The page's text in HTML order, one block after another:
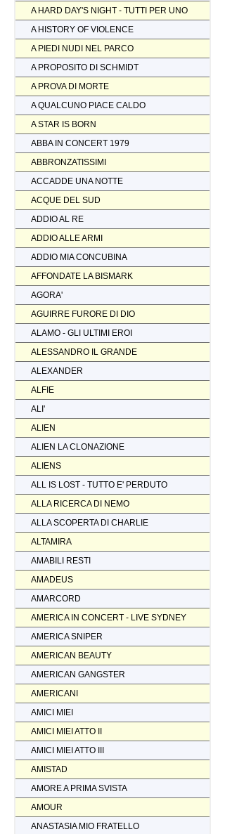
A HARD DAY'S NIGHT - TUTTI PER UNO
A HISTORY OF VIOLENCE
A PIEDI NUDI NEL PARCO
A PROPOSITO DI SCHMIDT
A PROVA DI MORTE
A QUALCUNO PIACE CALDO
A STAR IS BORN
ABBA IN CONCERT 1979
ABBRONZATISSIMI
ACCADDE UNA NOTTE
ACQUE DEL SUD
ADDIO AL RE
ADDIO ALLE ARMI
ADDIO MIA CONCUBINA
AFFONDATE LA BISMARK
AGORA'
AGUIRRE FURORE DI DIO
ALAMO - GLI ULTIMI EROI
ALESSANDRO IL GRANDE
ALEXANDER
ALFIE
ALI'
ALIEN
ALIEN LA CLONAZIONE
ALIENS
ALL IS LOST - TUTTO E' PERDUTO
ALLA RICERCA DI NEMO
ALLA SCOPERTA DI CHARLIE
ALTAMIRA
AMABILI RESTI
AMADEUS
AMARCORD
AMERICA IN CONCERT - LIVE SYDNEY
AMERICA SNIPER
AMERICAN BEAUTY
AMERICAN GANGSTER
AMERICANI
AMICI MIEI
AMICI MIEI ATTO II
AMICI MIEI ATTO III
AMISTAD
AMORE A PRIMA SVISTA
AMOUR
ANASTASIA MIO FRATELLO